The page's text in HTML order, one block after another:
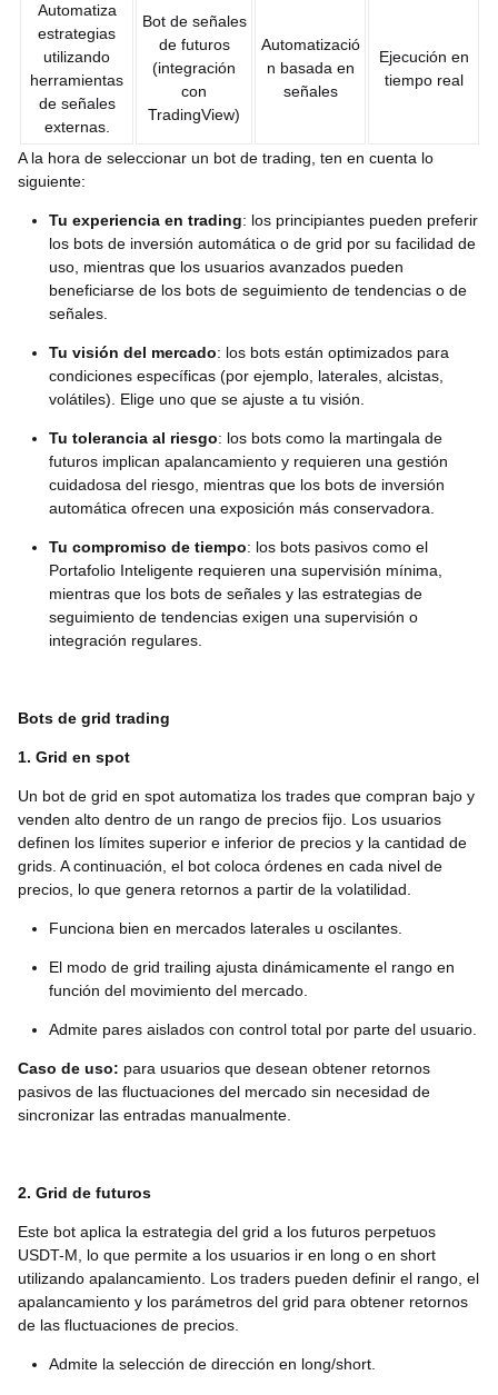
Automatiza
estrategias
utilizando
herramientas
de señales
externas.
Bot de señales
de futuros
(integración
con
TradingView)
Automatizació
n basada en
señales
Ejecución en
tiempo real
A la hora de seleccionar un bot de trading, ten en cuenta lo
siguiente:
Tu experiencia en trading: los principiantes pueden preferir
los bots de inversión automática o de grid por su facilidad de
uso, mientras que los usuarios avanzados pueden
beneficiarse de los bots de seguimiento de tendencias o de
señales.
Tu visión del mercado: los bots están optimizados para
condiciones específicas (por ejemplo, laterales, alcistas,
volátiles). Elige uno que se ajuste a tu visión.
Tu tolerancia al riesgo: los bots como la martingala de
futuros implican apalancamiento y requieren una gestión
cuidadosa del riesgo, mientras que los bots de inversión
automática ofrecen una exposición más conservadora.
Tu compromiso de tiempo: los bots pasivos como el
Portafolio Inteligente requieren una supervisión mínima,
mientras que los bots de señales y las estrategias de
seguimiento de tendencias exigen una supervisión o
integración regulares.
Bots de grid trading
1. Grid en spot
Un bot de grid en spot automatiza los trades que compran bajo y
venden alto dentro de un rango de precios fijo. Los usuarios
definen los límites superior e inferior de precios y la cantidad de
grids. A continuación, el bot coloca órdenes en cada nivel de
precios, lo que genera retornos a partir de la volatilidad.
Funciona bien en mercados laterales u oscilantes.
El modo de grid trailing ajusta dinámicamente el rango en
función del movimiento del mercado.
Admite pares aislados con control total por parte del usuario.
Caso de uso: para usuarios que desean obtener retornos
pasivos de las fluctuaciones del mercado sin necesidad de
sincronizar las entradas manualmente.
2. Grid de futuros
Este bot aplica la estrategia del grid a los futuros perpetuos
USDT-M, lo que permite a los usuarios ir en long o en short
utilizando apalancamiento. Los traders pueden definir el rango, el
apalancamiento y los parámetros del grid para obtener retornos
de las fluctuaciones de precios.
Admite la selección de dirección en long/short.